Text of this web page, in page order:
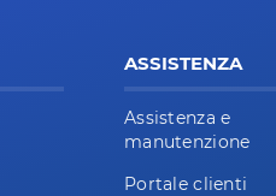
ASSISTENZA
Assistenza e
manutenzione
Portale clienti